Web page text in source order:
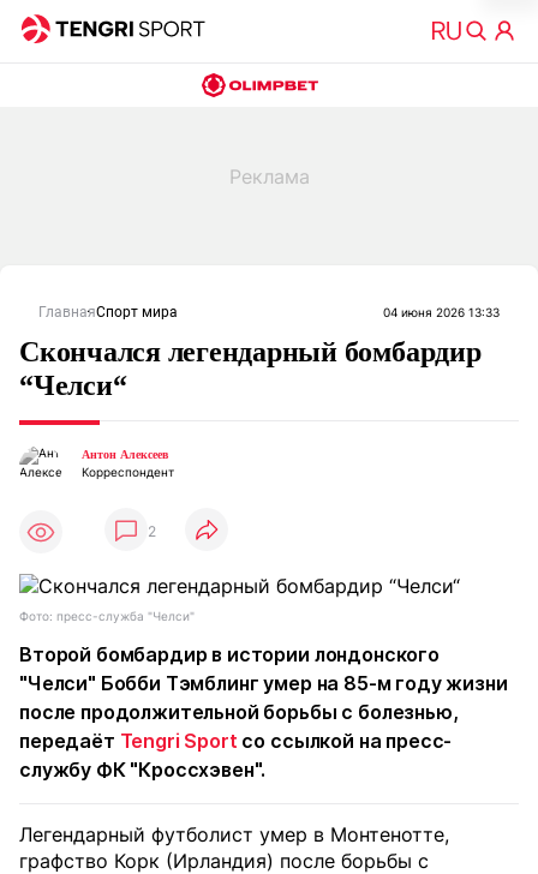
ГлавнаяСпорт мира 04 июня 2026 13:33
Скончался легендарный бомбардир
“Челси“
Антон Алексеев
Корреспондент
2
Фото: пресс-служба "Челси"
Второй бомбардир в истории лондонского
"Челси" Бобби Тэмблинг умер на 85-м году жизни
после продолжительной борьбы с болезнью,
передаёт Tengri Sport со ссылкой на пресс-
службу ФК "Кроссхэвен".
Легендарный футболист умер в Монтенотте,
графство Корк (Ирландия) после борьбы с